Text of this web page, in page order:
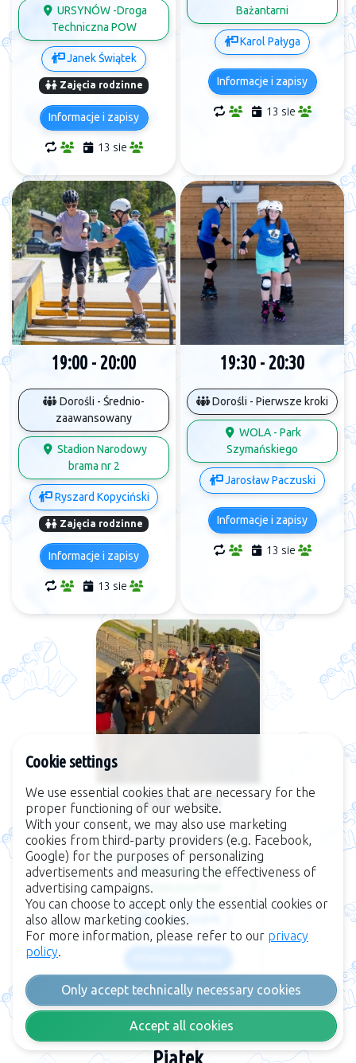
URSYNÓW -Droga
Techniczna POW
Janek Świątek
Zajęcia rodzinne
Informacje i zapisy
13 sie
Bażantarni
Karol Pałyga
Informacje i zapisy
13 sie
19:00 - 20:00
Dorośli - Średnio-
zaawansowany
Stadion Narodowy
brama nr 2
Ryszard Kopyciński
Zajęcia rodzinne
Informacje i zapisy
13 sie
19:30 - 20:30
Dorośli - Pierwsze kroki
WOLA - Park
Szymańskiego
Jarosław Paczuski
Informacje i zapisy
13 sie
20:00 - 21:00
Dorośli - Jazda szybka
URSYNÓW -Droga
Techniczna POW
Janek Świątek
13 sie
Cookie settings
We use essential cookies that are necessary for the
proper functioning of our website.
With your consent, we may also use marketing
cookies from third-party providers (e.g. Facebook,
Google) for the purposes of personalizing
advertisements and measuring the effectiveness of
advertising campaigns.
You can choose to accept only the essential cookies or
also allow marketing cookies.
For more information, please refer to our privacy
policy.
Only accept technically necessary cookies
Accept all cookies